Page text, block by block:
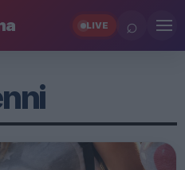
LIVE ⌕